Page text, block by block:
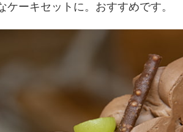
ーキセットに。おすすめです。